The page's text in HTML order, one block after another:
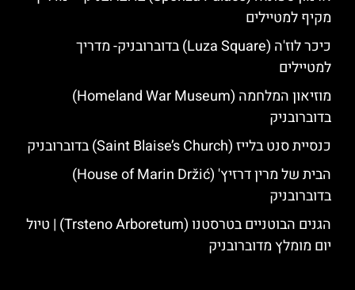
מקיף למטיילים
כיכר לוז'ה (Luza Square) בדוברובניק- מדריך
למטיילים
מוזיאון המלחמה (Homeland War Museum)
בדוברובניק
כנסיית סנט בלייז (Saint Blaise’s Church) בדוברובניק
הבית של מרין דרזיץ' (House of Marin Držić)
בדוברובניק
הגנים הבוטניים בטרסטנו (Trsteno Arboretum) | טיול
יום מומלץ מדוברובניק